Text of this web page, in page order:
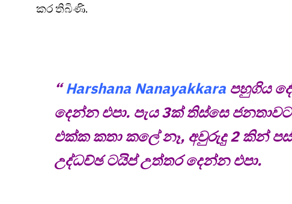
කර තිබිණි.
“Harshana Nanayakkaraපහුගිය
දෙන්න එපා. පැය 3ක් තිස්සෙ
එක්ක කතා කලේ නෑ, අවුරුදු 2 කින්
උද්ධච්ඡ ටයිප් උත්තර දෙන්න එපා.